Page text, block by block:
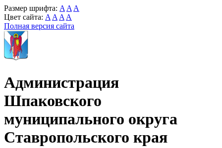
Размер шрифта: A A A
Цвет сайта: A A A A
Полная версия сайта
Администрация
Шпаковского
муниципального округа
Ставропольского края